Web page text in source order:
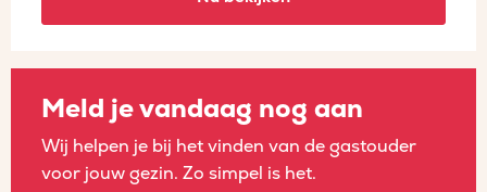
Meld je vandaag nog aan
Wij helpen je bij het vinden van de gastouder
voor jouw gezin. Zo simpel is het.